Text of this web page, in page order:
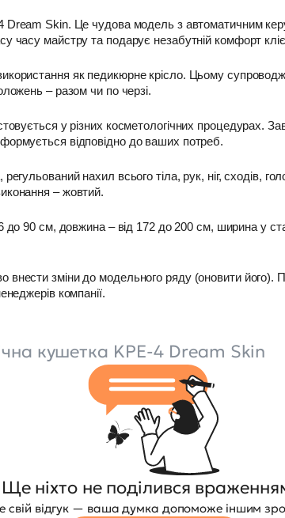
Dream Skin. Це чудова модель з автоматичним
часу майстру та подарує незабутній комфорт
як педикюрне крісло. Цьому
– разом чи по черзі.
у різних косметологічних процедурах.
відповідно до ваших потреб.
нахил всього тіла, рук, ніг, сходів,
– жовтий.
до 90 см, довжина – від 172 до 200 см, ширина у
зміни до модельного ряду (оновити його).
компанії.
кушетка KPE-4 Dream Skin
Ще ніхто не поділився
свій відгук — ваша думка допоможе іншим